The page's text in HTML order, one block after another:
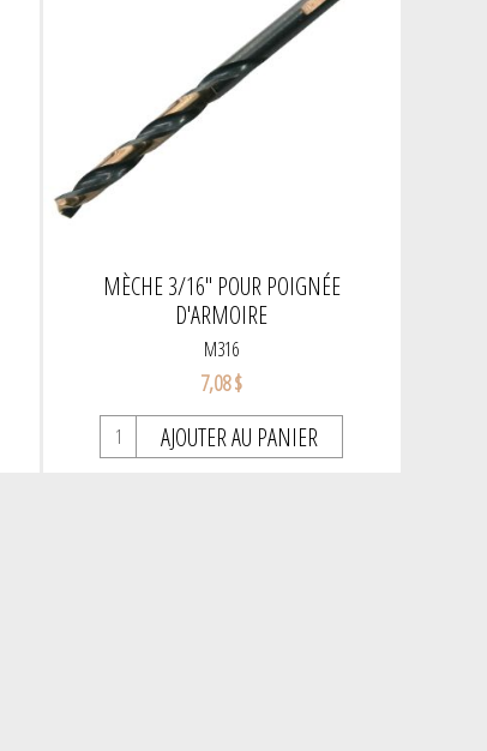
MÈCHE 3/16" POUR POIGNÉE
D'ARMOIRE
M316
7,08 $
AJOUTER AU PANIER